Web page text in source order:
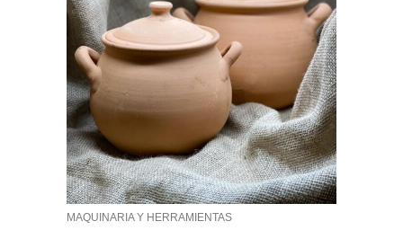
MAQUINARIA Y HERRAMIENTAS